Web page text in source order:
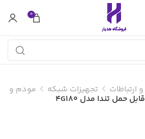
0
ارتباطات تجهیزات شبکه مودم و